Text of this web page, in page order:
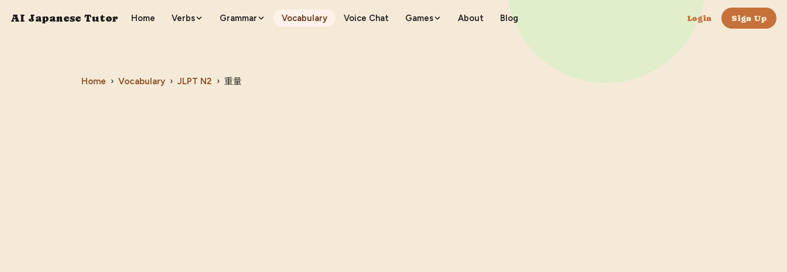
AI Japanese Tutor Home Verbs Grammar Vocabulary Voice Chat Games About Blog Login Sign Up
Home › Vocabulary › JLPT N2 › 重量